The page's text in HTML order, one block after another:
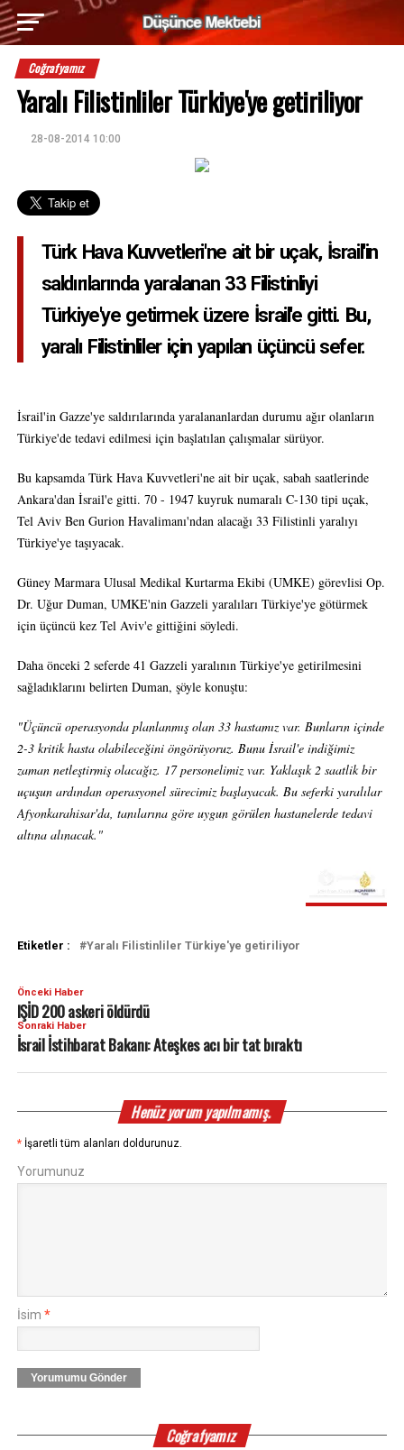
Coğrafyamız
Yaralı Filistinliler Türkiye'ye getiriliyor
28-08-2014 10:00
Türk Hava Kuvvetleri'ne ait bir uçak, İsrail'in
saldırılarında yaralanan 33 Filistinliyi
Türkiye'ye getirmek üzere İsrail'e gitti. Bu,
yaralı Filistinliler için yapılan üçüncü sefer.
İsrail'in Gazze'ye saldırılarında yaralananlardan durumu ağır olanların
Türkiye'de tedavi edilmesi için başlatılan çalışmalar sürüyor.
Bu kapsamda Türk Hava Kuvvetleri'ne ait bir uçak, sabah saatlerinde
Ankara'dan İsrail'e gitti. 70 - 1947 kuyruk numaralı C-130 tipi uçak,
Tel Aviv Ben Gurion Havalimanı'ndan alacağı 33 Filistinli yaralıyı
Türkiye'ye taşıyacak.
Güney Marmara Ulusal Medikal Kurtarma Ekibi (UMKE) görevlisi Op.
Dr. Uğur Duman, UMKE'nin Gazzeli yaralıları Türkiye'ye götürmek
için üçüncü kez Tel Aviv'e gittiğini söyledi.
Daha önceki 2 seferde 41 Gazzeli yaralının Türkiye'ye getirilmesini
sağladıklarını belirten Duman, şöyle konuştu:
"Üçüncü operasyonda planlanmış olan 33 hastamız var. Bunların içinde
2-3 kritik hasta olabileceğini öngörüyoruz. Bunu İsrail'e indiğimiz
zaman netleştirmiş olacağız. 17 personelimiz var. Yaklaşık 2 saatlik bir
uçuşun ardından operasyonel sürecimiz başlayacak. Bu seferki yaralılar
Afyonkarahisar'da, tanılarına göre uygun görülen hastanelerde tedavi
altına alınacak."
Etiketler : Yaralı Filistinliler Türkiye'ye getiriliyor
Önceki Haber
IŞİD 200 askeri öldürdü
Sonraki Haber
İsrail İstihbarat Bakanı: Ateşkes acı bir tat bıraktı
Henüz yorum yapılmamış.
* İşaretli tüm alanları doldurunuz.
Yorumunuz
İsim *
Yorumumu Gönder
Coğrafyamız